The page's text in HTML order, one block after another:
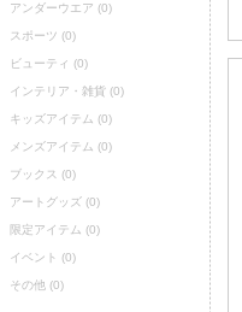
アンダーウエア (0)
スポーツ (0)
ビューティ (0)
インテリア・雑貨 (0)
キッズアイテム (0)
メンズアイテム (0)
ブックス (0)
アートグッズ (0)
限定アイテム (0)
イベント (0)
その他 (0)